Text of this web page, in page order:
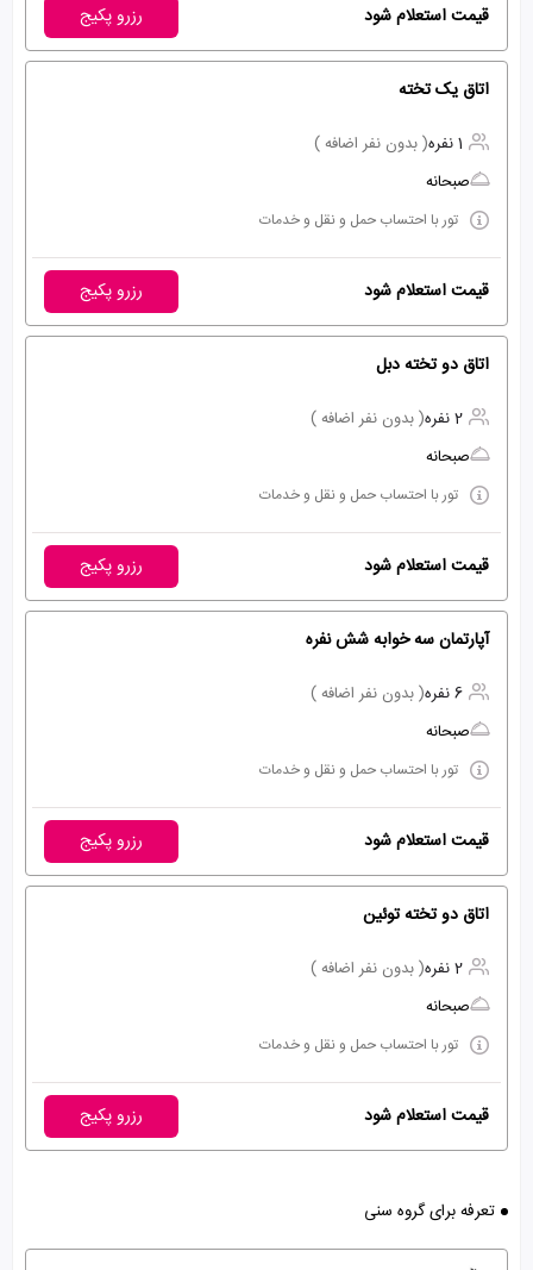
قیمت استعلام شود رزرو پکیج
اتاق یک تخته
1 نفره
( بدون نفر اضافه )
صبحانه
تور با احتساب حمل و نقل و خدمات
قیمت استعلام شود رزرو پکیج
اتاق دو تخته دبل
2 نفره
( بدون نفر اضافه )
صبحانه
تور با احتساب حمل و نقل و خدمات
قیمت استعلام شود رزرو پکیج
آپارتمان سه خوابه شش نفره
6 نفره
( بدون نفر اضافه )
صبحانه
تور با احتساب حمل و نقل و خدمات
قیمت استعلام شود رزرو پکیج
اتاق دو تخته توئین
2 نفره
( بدون نفر اضافه )
صبحانه
تور با احتساب حمل و نقل و خدمات
قیمت استعلام شود رزرو پکیج
تعرفه برای گروه سنی